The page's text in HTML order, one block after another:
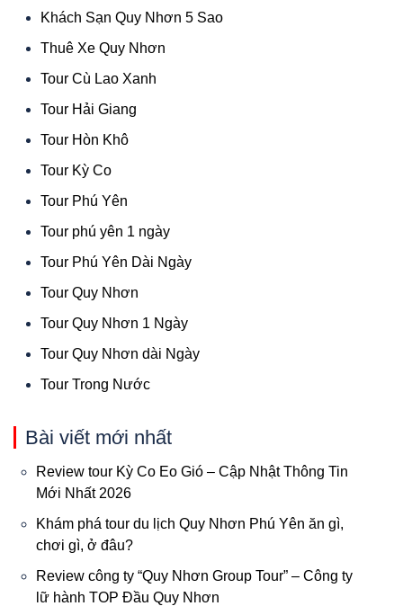
Khách Sạn Quy Nhơn 5 Sao
Thuê Xe Quy Nhơn
Tour Cù Lao Xanh
Tour Hải Giang
Tour Hòn Khô
Tour Kỳ Co
Tour Phú Yên
Tour phú yên 1 ngày
Tour Phú Yên Dài Ngày
Tour Quy Nhơn
Tour Quy Nhơn 1 Ngày
Tour Quy Nhơn dài Ngày
Tour Trong Nước
Bài viết mới nhất
Review tour Kỳ Co Eo Gió – Cập Nhật Thông Tin
Mới Nhất 2026
Khám phá tour du lịch Quy Nhơn Phú Yên ăn gì,
chơi gì, ở đâu?
Review công ty “Quy Nhơn Group Tour” – Công ty
lữ hành TOP Đầu Quy Nhơn